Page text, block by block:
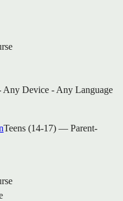
Device - Any Language
Teens (14-17) — Parent-